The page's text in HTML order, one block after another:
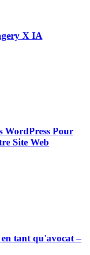
X IA
WordPress Pour
Site Web
tant qu'avocat –